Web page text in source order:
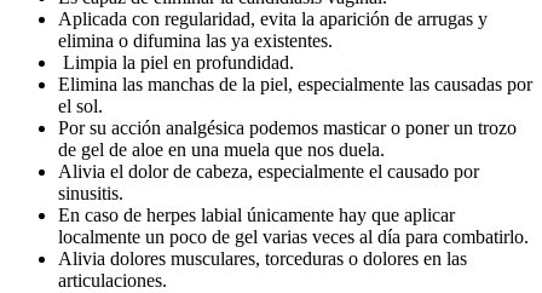
Aplicada con regularidad, evita la aparición de arrugas y
elimina o difumina las ya existentes.
Limpia la piel en profundidad.
Elimina las manchas de la piel, especialmente las causadas por
el sol.
Por su acción analgésica podemos masticar o poner un trozo
de gel de aloe en una muela que nos duela.
Alivia el dolor de cabeza, especialmente el causado por
sinusitis.
En caso de herpes labial únicamente hay que aplicar
localmente un poco de gel varias veces al día para combatirlo.
Alivia dolores musculares, torceduras o dolores en las
articulaciones.